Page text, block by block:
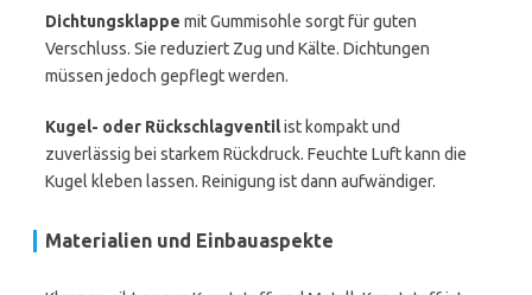
Dichtungsklappe mit Gummisohle sorgt für guten
Verschluss. Sie reduziert Zug und Kälte. Dichtungen
müssen jedoch gepflegt werden.
Kugel- oder Rückschlagventilist kompakt und
zuverlässig bei starkem Rückdruck. Feuchte Luft kann die
Kugel kleben lassen. Reinigung ist dann aufwändiger.
Materialien und Einbauaspekte